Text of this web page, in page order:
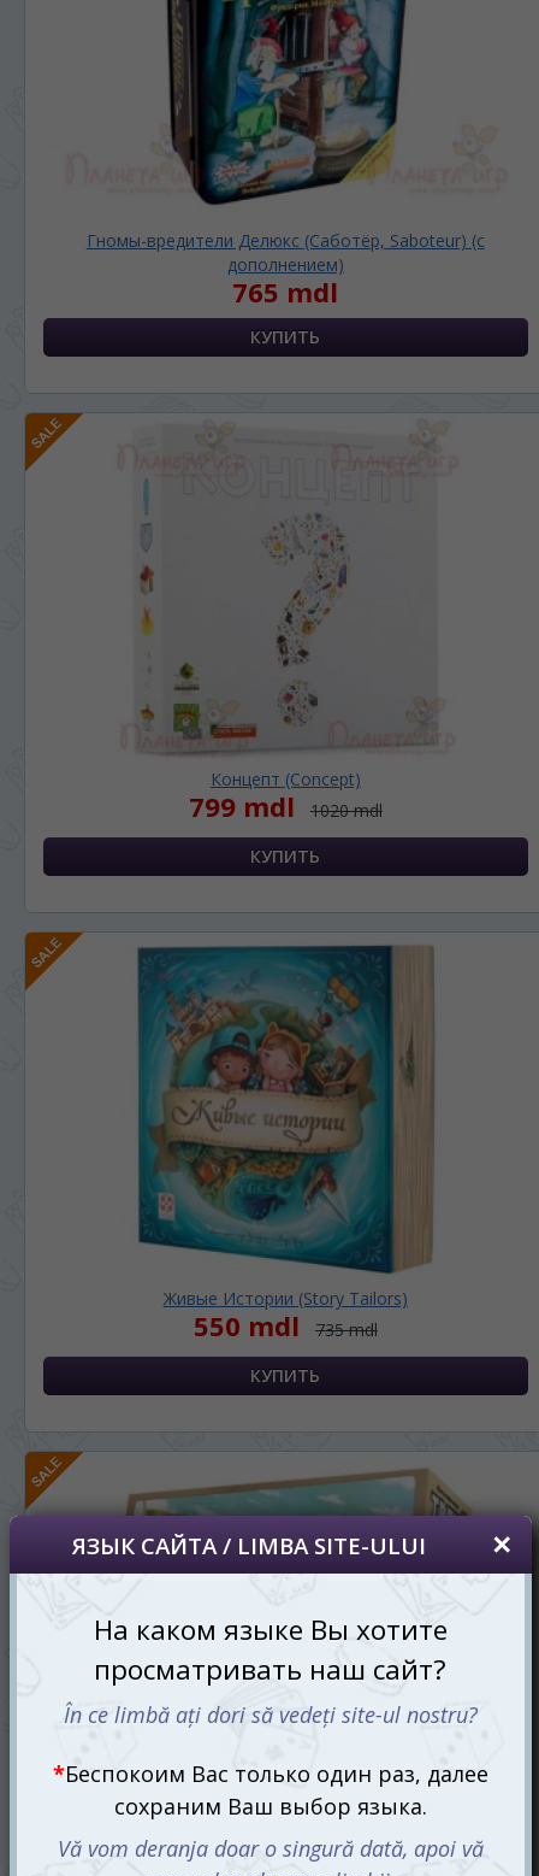
Гномы-вредители Делюкс (Саботёр, Saboteur) (с
дополнением)
765 mdl
Концепт (Concept)
799 mdl 1020 mdl
Живые Истории (Story Tailors)
550 mdl 735 mdl
Трек 12: Гималаи (Trek 12: Himalaya)
399 mdl 580 mdl
На каком языке Вы хотите
просматривать наш сайт?
În ce limbă ați dori să vedeți site-ul nostru?
Беспокоим Вас только один раз, далее
сохраним Ваш выбор языка.
Vă vom deranja doar o singură dată, apoi vă
vom salva alegerea limbii.
сайта, то это можно всегда сделать в
правом верхнем углу страницы.
Dacă doriți să schimbați limba site-ului, puteți
oricând să faceți asta în colțul din dreapta sus